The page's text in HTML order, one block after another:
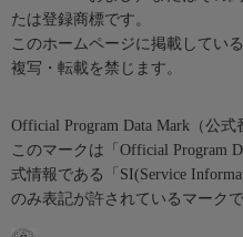
たは登録商標です。
このホームページに掲載してい
複写・転載を禁じます。
Official Program Data Mark（公式
このマークは「Official Program
式情報である「SI(Service
のみ表記が許されているマークで